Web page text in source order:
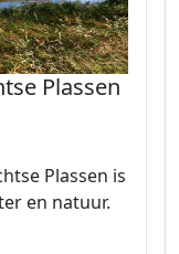
Plassen
Plassen is
en natuur.